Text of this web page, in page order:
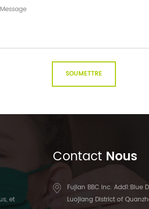
et
Contact Nous
Fujian BBC Inc. Add1:Blue
Luojiang District of